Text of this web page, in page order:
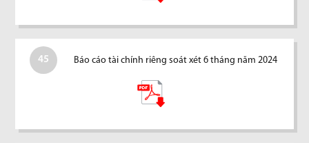
45 Báo cáo tài chính riêng soát xét 6 tháng năm 2024